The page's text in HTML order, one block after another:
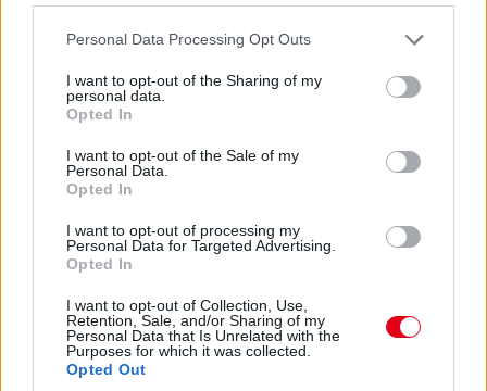
Please note that this website/app uses one or more Google
not limited to your visit or usage behaviour. You may click to
grant or deny consent to Google and its third-party tags to
use your data for below specified purposes in below Google
consent section.
Personal Data Processing Opt Outs
I want to opt-out of the Sharing of my
personal data.
Opted In
I want to opt-out of the Sale of my
Personal Data.
Opted In
I want to opt-out of processing my
Personal Data for Targeted Advertising.
Opted In
I want to opt-out of Collection, Use,
Retention, Sale, and/or Sharing of my
Personal Data that Is Unrelated with the
Purposes for which it was collected.
Opted Out
Az egész 2025-ös évad egyik legnagyobb
hogy személy szerint az előző másfél év lefelé
ívelő tendenciáját látva és a 2026-os
célkitűzéseket ismerve túl sokat nem is vártam
a silverstone-i istállótól.